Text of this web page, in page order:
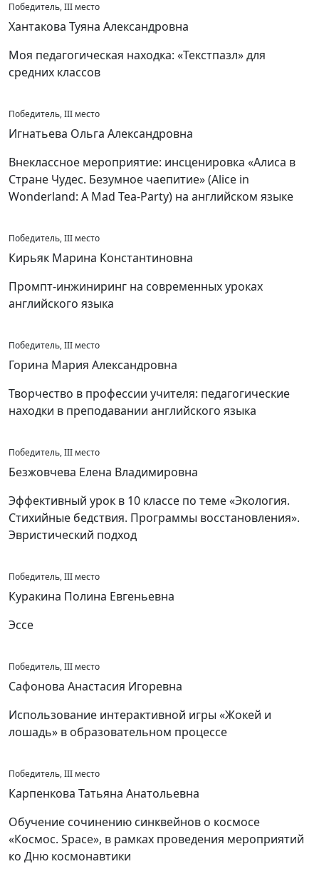
Победитель, III место
Хантакова Туяна Александровна
Моя педагогическая находка: «Текстпазл» для
средних классов
Победитель, III место
Игнатьева Ольга Александровна
Внеклассное мероприятие: инсценировка «Алиса в
Стране Чудес. Безумное чаепитие» (Alice in
Wonderland: A Mad Tea-Party) на английском языке
Победитель, III место
Кирьяк Марина Константиновна
Промпт-инжиниринг на современных уроках
английского языка
Победитель, III место
Горина Мария Александровна
Творчество в профессии учителя: педагогические
находки в преподавании английского языка
Победитель, III место
Безжовчева Елена Владимировна
Эффективный урок в 10 классе по теме «Экология.
Стихийные бедствия. Программы восстановления».
Эвристический подход
Победитель, III место
Куракина Полина Евгеньевна
Эссе
Победитель, III место
Сафонова Анастасия Игоревна
Использование интерактивной игры «Жокей и
лошадь» в образовательном процессе
Победитель, III место
Карпенкова Татьяна Анатольевна
Обучение сочинению синквейнов о космосе
«Космос. Space», в рамках проведения мероприятий
ко Дню космонавтики